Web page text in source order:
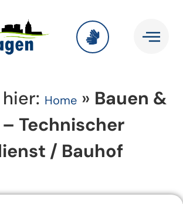
Home » Bauen &
Technischer
/ Bauhof